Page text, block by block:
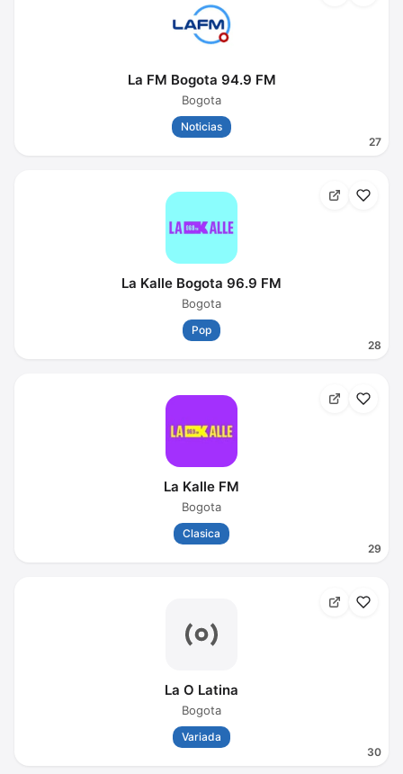
27
La FM Bogota 94.9 FM
Bogota
Noticias
28
La Kalle Bogota 96.9 FM
Bogota
Pop
29
La Kalle FM
Bogota
Clasica
30
La O Latina
Bogota
Variada